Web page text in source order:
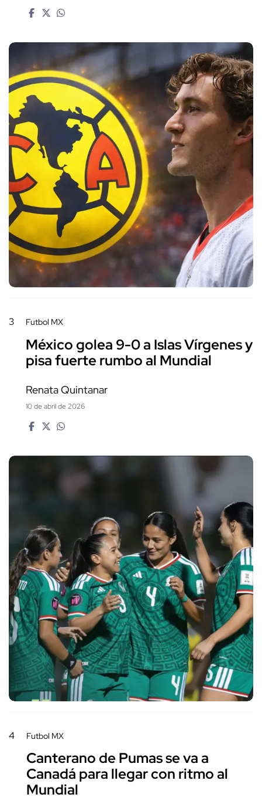
3 Futbol MX
México golea 9-0 a Islas Vírgenes y
pisa fuerte rumbo al Mundial
Renata Quintanar
10 de abril de 2026
4 Futbol MX
Canterano de Pumas se va a
Canadá para llegar con ritmo al
Mundial